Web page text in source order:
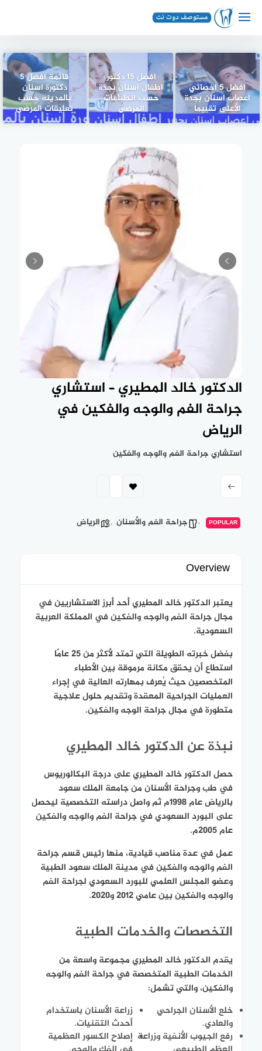
افضل 5 اخصائي
اعصاب اسنان بجدة
الأعلى تقييما
افضل 15 دكتور
اطفال اسنان بجدة
حسب انطباعات
المرضى
قائمة افضل 5
دكتورة اسنان
بالمدينه حسب
تعليقات المرضى
الدكتور خالد المطيري – استشاري
جراحة الفم والوجه والفكين في
الرياض
استشاري جراحة الفم والوجه والفكين
POPULAR جراحة الفم والأسنان الرياض
Overview
يعتبر الدكتور خالد المطيري أحد أبرز الاستشاريين في
مجال جراحة الفم والوجه والفكين في المملكة العربية
السعودية.
بفضل خبرته الطويلة التي تمتد لأكثر من 25 عامًا
استطاع أن يحقق مكانة مرموقة بين الأطباء
المتخصصين حيث يُعرف بمهارته العالية في إجراء
العمليات الجراحية المعقدة وتقديم حلول علاجية
متطورة في مجال جراحة الوجه والفكين.
نبذة عن الدكتور خالد المطيري
حصل الدكتور خالد المطيري على درجة البكالوريوس
في طب وجراحة الأسنان من جامعة الملك سعود
بالرياض عام 1998م ثم واصل دراسته التخصصية ليحصل
على البورد السعودي في جراحة الفم والوجه والفكين
عام 2005م.
عمل في عدة مناصب قيادية، منها رئيس قسم جراحة
الفم والوجه والفكين في مدينة الملك سعود الطبية
وعضو المجلس العلمي للبورد السعودي لجراحة الفم
والوجه والفكين بين عامي 2012 و2020.
التخصصات والخدمات الطبية
يقدم الدكتور خالد المطيري مجموعة واسعة من
الخدمات الطبية المتخصصة في جراحة الفم والوجه
والفكين، والتي تشمل:
خلع الأسنان الجراحي
والعادي.
زراعة الأسنان باستخدام
أحدث التقنيات.
رفع الجيوب الأنفية وزراعة إصلاح الكسور العظمية